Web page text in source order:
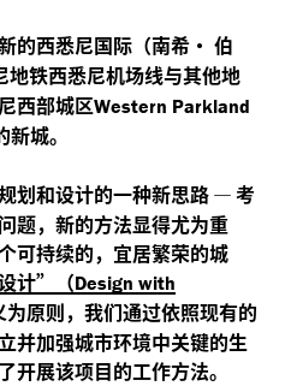
的西悉尼国际（南希· 伯
地铁西悉尼机场线与其他地
西部城区Western Parkland
城。
划和设计的一种新思路—考
题，新的方法显得尤为重
可持续的，宜居繁荣的城
计”（Design with
原则，我们通过依照现有的
并加强城市环境中关键的生
开展该项目的工作方法。